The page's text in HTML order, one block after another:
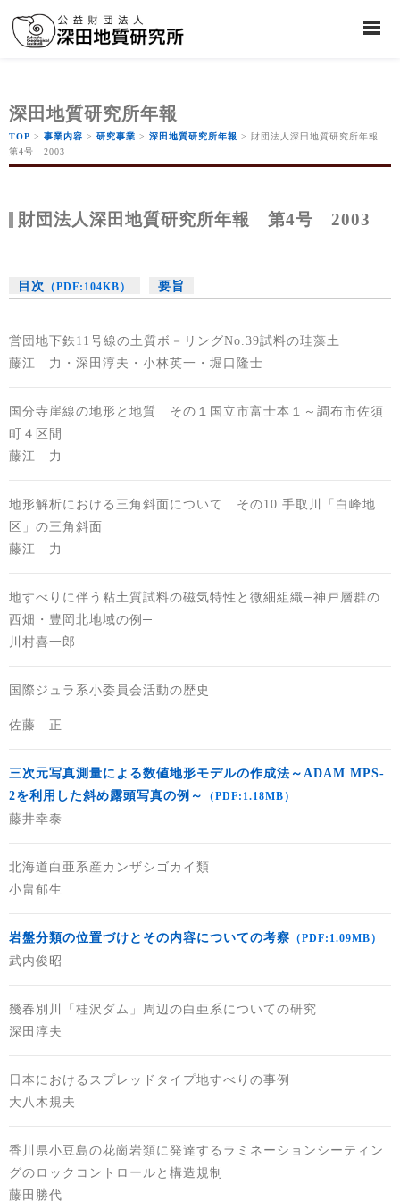
深田地質研究所年報
TOP > 事業内容 > 研究事業 > 深田地質研究所年報 > 財団法人深田地質研究所年報
第4号 2003
財団法人深田地質研究所年報 第4号 2003
目次 （PDF:104KB） 要旨
営団地下鉄11号線の土質ボ－リングNo.39試料の珪藻土
藤江 力・深田淳夫・小林英一・堀口隆士
国分寺崖線の地形と地質 その１国立市富士本１～調布市佐須
町４区間
藤江 力
地形解析における三角斜面について その10 手取川「白峰地
区」の三角斜面
藤江 力
地すべりに伴う粘土質試料の磁気特性と微細組織─神戸層群の
西畑・豊岡北地域の例─
川村喜一郎
国際ジュラ系小委員会活動の歴史
佐藤 正
三次元写真測量による数値地形モデルの作成法～ADAM MPS-
2を利用した斜め露頭写真の例～
（PDF:1.18MB）
藤井幸泰
北海道白亜系産カンザシゴカイ類
小畠郁生
岩盤分類の位置づけとその内容についての考察 （PDF:1.09MB）
武内俊昭
幾春別川「桂沢ダム」周辺の白亜系についての研究
深田淳夫
日本におけるスプレッドタイプ地すべりの事例
大八木規夫
香川県小豆島の花崗岩類に発達するラミネーションシーティン
グのロックコントロールと構造規制
藤田勝代